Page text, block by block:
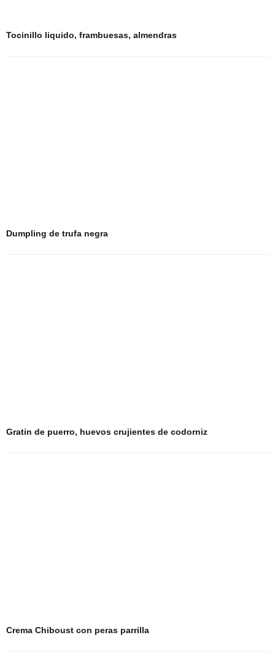
Tocinillo liquido, frambuesas, almendras
Dumpling de trufa negra
Gratin de puerro, huevos crujientes de codorniz
Crema Chiboust con peras parrilla